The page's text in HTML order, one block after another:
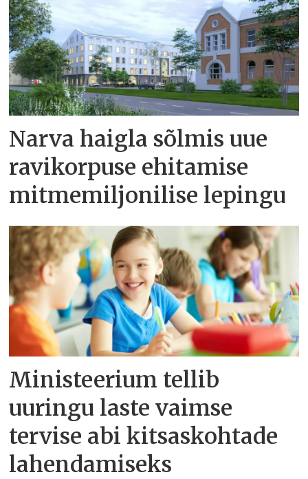
Narva haigla sõlmis uue
ravikorpuse ehitamise
mitmemiljonilise lepingu
Ministeerium tellib
uuringu laste vaimse
tervise abi kitsaskohtade
lahendamiseks